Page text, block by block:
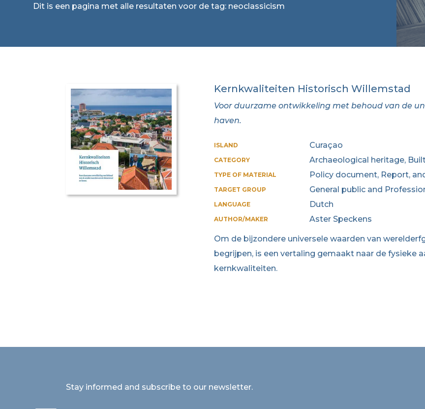
Dit is een pagina met alle resultaten voor de tag: neoclassicism
Kernkwaliteiten Historisch Willemstad
Voor duurzame ontwikkeling met behoud van de
haven.
ISLAND Curaçao
CATEGORY Archaeological heritage,
TYPE OF MATERIAL Policy document, Report,
TARGET GROUP General public and
LANGUAGE Dutch
AUTHOR/MAKER Aster Speckens
Om de bijzondere universele waarden van
begrijpen, is een vertaling gemaakt naar de fysieke
kernkwaliteiten.
Stay informed and subscribe to our newsletter.